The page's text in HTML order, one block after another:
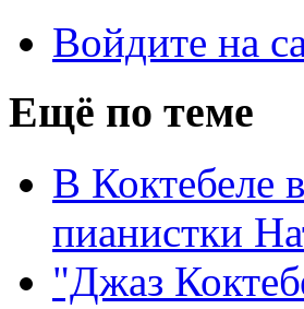
Войдите на
Ещё по теме
В Коктебеле
пианистки
"Джаз